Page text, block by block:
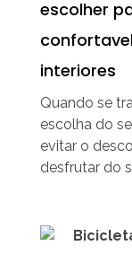
escolher
interiores
Quando se
escolha do
evitar o
desfrutar do